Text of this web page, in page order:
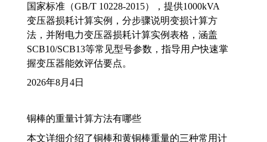
国家标准（GB/T 10228-2015），提供1000kVA
变压器损耗计算实例，分步骤说明变损计算方
法，并附电力变压器损耗计算实例表格，涵盖
SCB10/SCB13等常见型号参数，指导用户快速掌
握变压器能效评估要点。
2026年8月4日
铜棒的重量计算方法有哪些
本文详细介绍了铜棒和黄铜棒重量的三种常用计